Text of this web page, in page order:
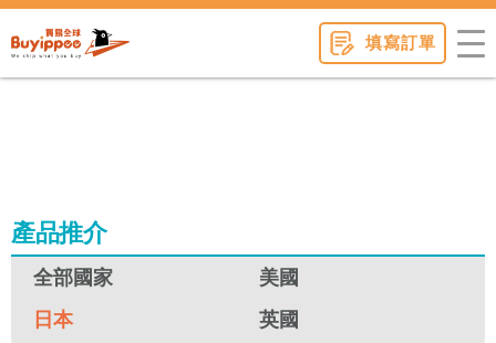
填寫訂單
產品推介
全部國家
美國
日本
英國